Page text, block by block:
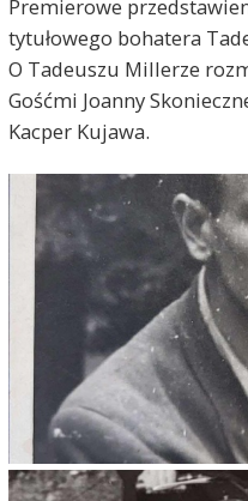
Premierowe
tytułowego bohatera
O Tadeuszu Millerze
Gośćmi Joanny
Kacper Kujawa.